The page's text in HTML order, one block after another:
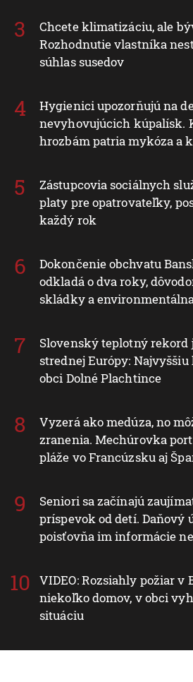
Chcete klimatizáciu, ale
Rozhodnutie vlastníka
súhlas susedov
Hygienici upozorňujú na
nevyhovujúcich kúpalísk.
hrozbám patria mykóza a
Zástupcovia sociálnych
platy pre opatrovateľky,
každý rok
Dokončenie obchvatu
odkladá o dva roky,
skládky a
Slovenský teplotný rekord
strednej Európy:
obci Dolné Plachtince
Vyzerá ako medúza, no
zranenia. Mechúrovka
pláže vo Francúzsku aj
Seniori sa začínajú
príspevok od detí. Daňový
poisťovňa im informácie
VIDEO: Rozsiahly požiar v
niekoľko domov, v obci
situáciu